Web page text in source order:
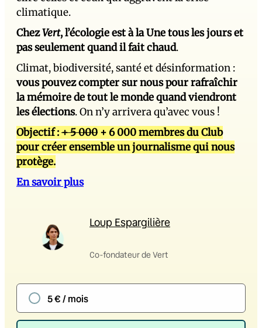
climatique.
ChezVert, l’écologie est à la Une tous les jours et
pas seulement quand il fait chaud.
Climat, biodiversité, santé et désinformation :
vous pouvez compter sur nous pour rafraîchir
la mémoire de tout le monde quand viendront
les élections. On n’y arrivera qu’avec vous !
Objectif :+ 5 000 + 6 000 membres du Club
pour créer ensemble un journalisme qui nous
protège.
En savoir plus
Loup Espargilière
Co-fondateur de Vert
5 € / mois